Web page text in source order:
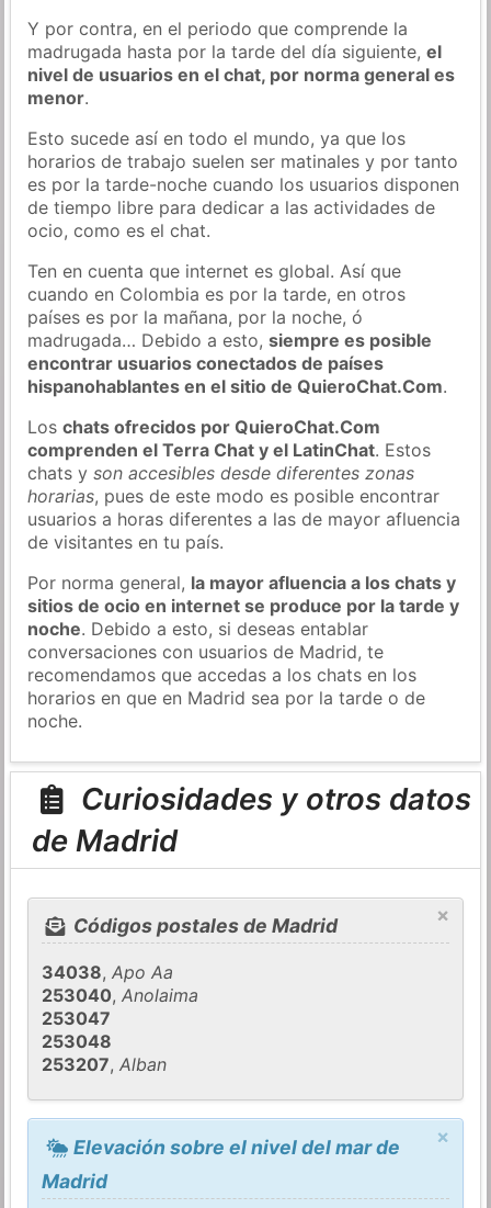
Y por contra, en el periodo que comprende la
madrugada hasta por la tarde del día siguiente,el
nivel de usuarios en el chat, por norma general es
menor.
Esto sucede así en todo el mundo, ya que los
horarios de trabajo suelen ser matinales y por tanto
es por la tarde-noche cuando los usuarios disponen
de tiempo libre para dedicar a las actividades de
ocio, como es el chat.
Ten en cuenta que internet es global. Así que
cuando en Colombia es por la tarde, en otros
países es por la mañana, por la noche, ó
madrugada… Debido a esto,siempre es posible
encontrar usuarios conectados de países
hispanohablantes en el sitio de QuieroChat.Com.
Loschats ofrecidos por QuieroChat.Com
comprenden el Terra Chat y el LatinChat. Estos
chats yson accesibles desde diferentes zonas
horarias, pues de este modo es posible encontrar
usuarios a horas diferentes a las de mayor afluencia
de visitantes en tu país.
Por norma general, la mayor afluencia a los chats y
sitios de ocio en internet se produce por la tarde y
noche. Debido a esto, si deseas entablar
conversaciones con usuarios de Madrid, te
recomendamos que accedas a los chats en los
horarios en que en Madrid sea por la tarde o de
noche.
Curiosidades y otros datos
de Madrid
×
Códigos postales de Madrid
34038,Apo Aa
253040,Anolaima
253047
253048
253207,Alban
×
Elevación sobre el nivel del mar de
Madrid